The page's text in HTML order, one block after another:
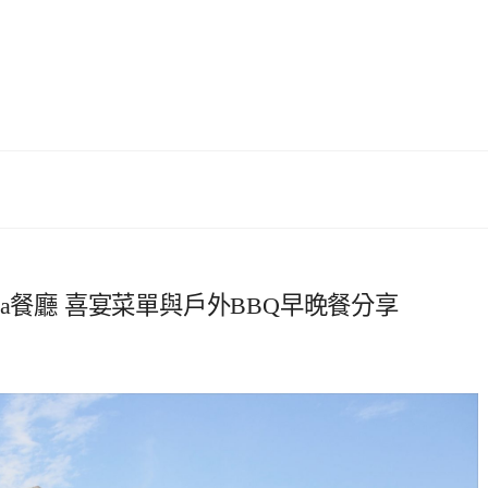
廳 喜宴菜單與戶外BBQ早晚餐分享